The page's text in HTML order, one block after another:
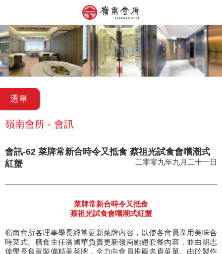
選單
嶺南會所 - 會訊
會訊-62 菜牌常新合時令又抵食 蔡祖光試食會嚐潮式
紅蟹
二零零九年九月二十一日
菜牌常新合時令又抵食
蔡祖光試食會嚐潮式紅蟹
嶺南會所各理事學長經常更新菜牌內容，以使各會員享用美味合
時菜式。膳食主任潘國華負責更新嶺南鮑翅套餐內容，並由胡志
偉學長負責製備精美菜牌，全力向會員推薦名貴菜單。由於製作